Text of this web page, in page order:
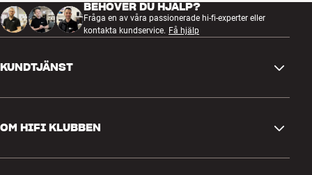
BEHÖVER DU HJÄLP?
Fråga en av våra passionerade hi-fi-experter eller
kontakta kundservice. Få hjälp
KUNDTJÄNST
Retur och reklamation
OM HIFI KLUBBEN